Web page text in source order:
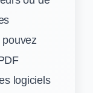
logiciels